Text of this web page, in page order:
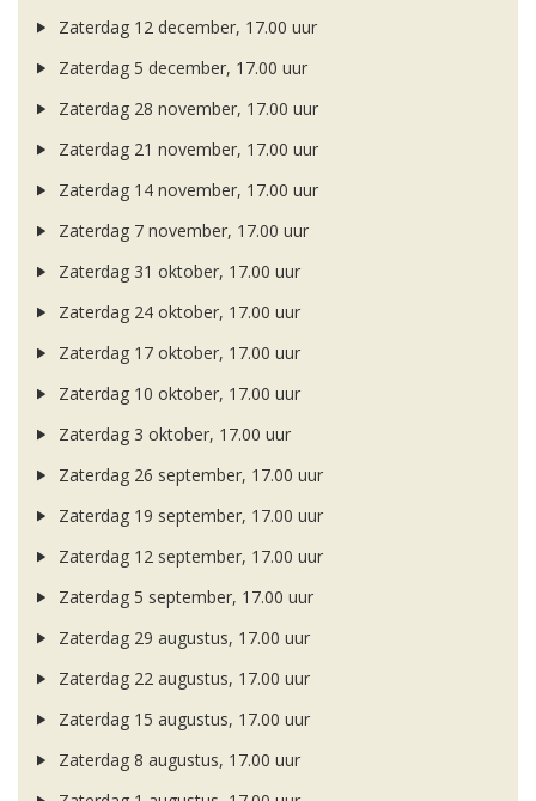
Zaterdag 12 december, 17.00 uur
Zaterdag 5 december, 17.00 uur
Zaterdag 28 november, 17.00 uur
Zaterdag 21 november, 17.00 uur
Zaterdag 14 november, 17.00 uur
Zaterdag 7 november, 17.00 uur
Zaterdag 31 oktober, 17.00 uur
Zaterdag 24 oktober, 17.00 uur
Zaterdag 17 oktober, 17.00 uur
Zaterdag 10 oktober, 17.00 uur
Zaterdag 3 oktober, 17.00 uur
Zaterdag 26 september, 17.00 uur
Zaterdag 19 september, 17.00 uur
Zaterdag 12 september, 17.00 uur
Zaterdag 5 september, 17.00 uur
Zaterdag 29 augustus, 17.00 uur
Zaterdag 22 augustus, 17.00 uur
Zaterdag 15 augustus, 17.00 uur
Zaterdag 8 augustus, 17.00 uur